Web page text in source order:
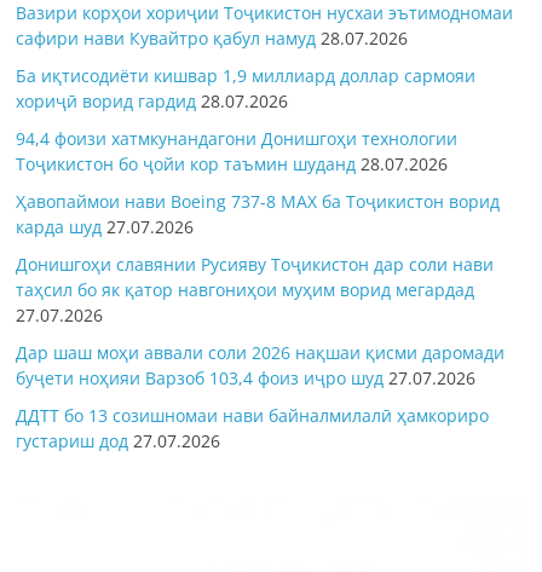
Вазири корҳои хориҷии Тоҷикистон нусхаи эътимодномаи
сафири нави Кувайтро қабул намуд 28.07.2026
Ба иқтисодиёти кишвар 1,9 миллиард доллар сармояи
хориҷӣ ворид гардид 28.07.2026
94,4 фоизи хатмкунандагони Донишгоҳи технологии
Тоҷикистон бо ҷойи кор таъмин шуданд 28.07.2026
Ҳавопаймои нави Boeing 737-8 MAX ба Тоҷикистон ворид
карда шуд 27.07.2026
Донишгоҳи славянии Русияву Тоҷикистон дар соли нави
таҳсил бо як қатор навгониҳои муҳим ворид мегардад
27.07.2026
Дар шаш моҳи аввали соли 2026 нақшаи қисми даромади
буҷети ноҳияи Варзоб 103,4 фоиз иҷро шуд 27.07.2026
ДДТТ бо 13 созишномаи нави байналмилалӣ ҳамкориро
густариш дод 27.07.2026